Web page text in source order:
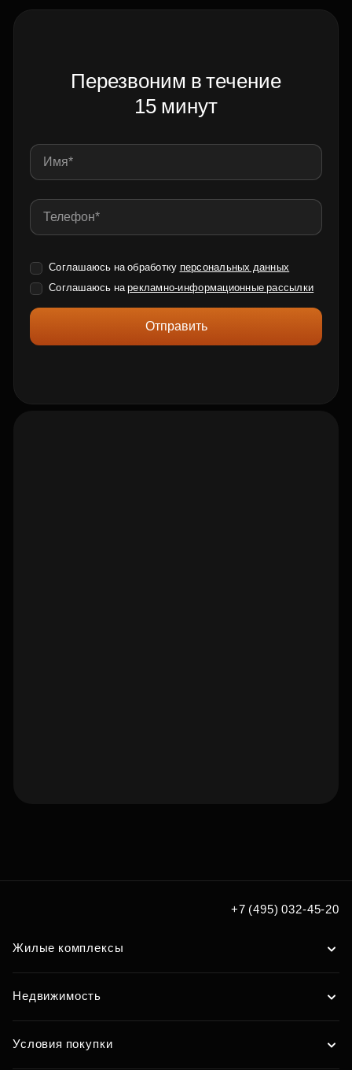
Перезвоним в течение
15 минут
Соглашаюсь на обработку персональных данных
Соглашаюсь нарекламно-информационные рассылки
Отправить
+7 (495) 032-45-20
Жилые комплексы
Недвижимость
Условия покупки